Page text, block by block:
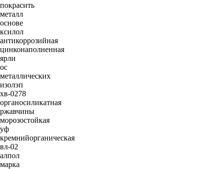
покрасить
металл
основе
ксилол
антикоррозийная
цинконаполненная
ярли
ос
металлических
изолэп
хв-0278
органосиликатная
ржавчины
морозостойкая
уф
кремнийорганическая
вл-02
алпол
марка